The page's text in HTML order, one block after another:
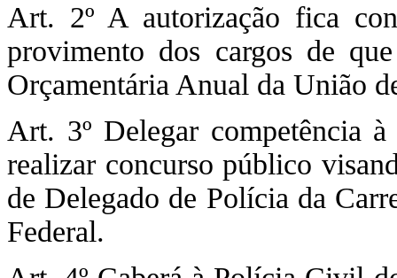
Art. 2º A autorização fica
provimento dos cargos de
Orçamentária Anual da União
Art. 3º Delegar competência
realizar concurso público
de Delegado de Polícia da
Federal.